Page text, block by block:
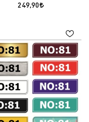
249,90